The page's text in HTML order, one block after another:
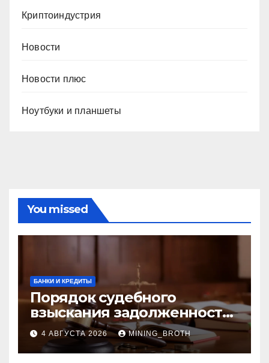
Криптоиндустрия
Новости
Новости плюс
Ноутбуки и планшеты
You missed
БАНКИ И КРЕДИТЫ
Порядок судебного
взыскания задолженности:
ключевые стадии и
нюансы
4 АВГУСТА 2026 MINING_BROTH